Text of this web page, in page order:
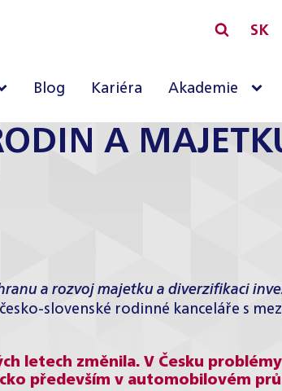
SK
Blog Kariéra Akademie
A
a rozvoj majetku a diverzifikaci
slovenské rodinné kanceláře s
letech změnila. V Česku
především v automobilovém